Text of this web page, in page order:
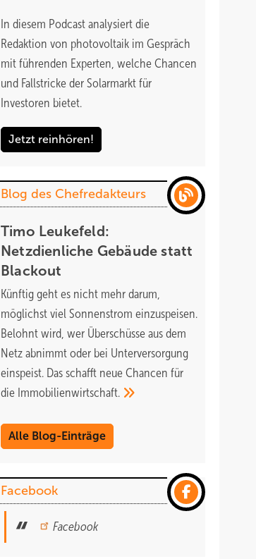
In diesem Podcast analysiert die
Redaktion von photovoltaik im Gespräch
mit führenden Experten, welche Chancen
und Fallstricke der Solarmarkt für
Investoren bietet.
Jetzt reinhören!
Blog des Chefredakteurs
Timo Leukefeld:
Netzdienliche Gebäude statt
Blackout
Künftig geht es nicht mehr darum,
möglichst viel Sonnenstrom einzuspeisen.
Belohnt wird, wer Überschüsse aus dem
Netz abnimmt oder bei Unterversorgung
einspeist. Das schafft neue Chancen für
die Immobilienwirtschaft.
Alle Blog-Einträge
Facebook
Facebook